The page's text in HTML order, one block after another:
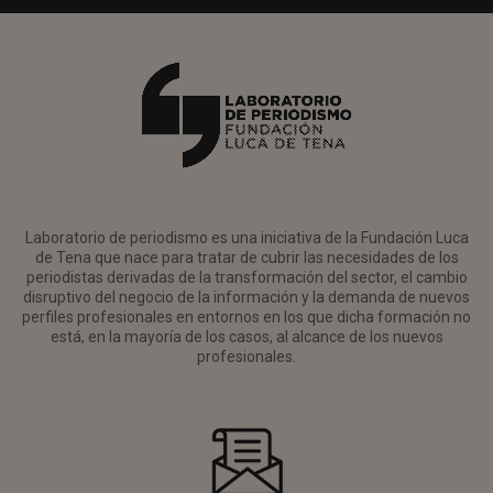
Laboratorio de periodismo es una iniciativa de la Fundación Luca
de Tena que nace para tratar de cubrir las necesidades de los
periodistas derivadas de la transformación del sector, el cambio
disruptivo del negocio de la información y la demanda de nuevos
perfiles profesionales en entornos en los que dicha formación no
está, en la mayoría de los casos, al alcance de los nuevos
profesionales.